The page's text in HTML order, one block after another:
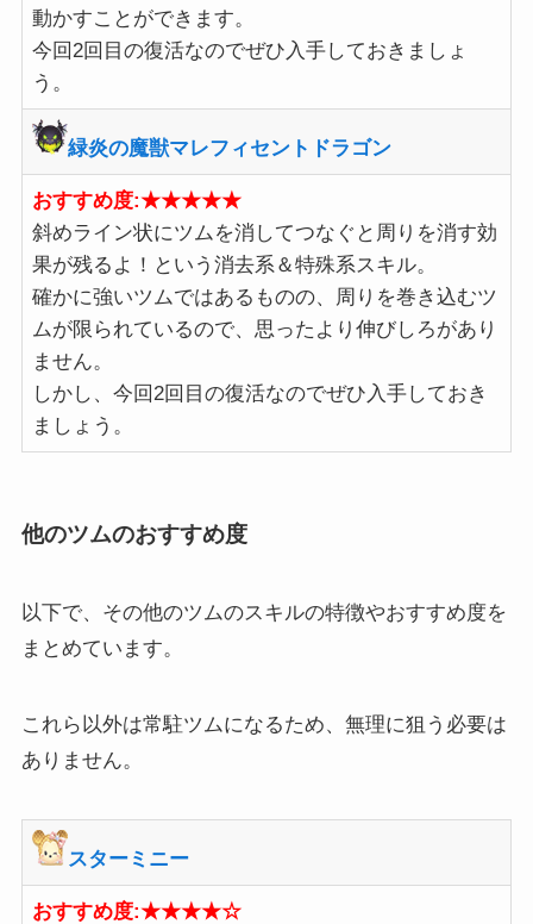
動かすことができます。
今回2回目の復活なのでぜひ入手しておきましょ
う。
緑炎の魔獣マレフィセントドラゴン
おすすめ度:★★★★★
斜めライン状にツムを消してつなぐと周りを消す効
果が残るよ！という消去系＆特殊系スキル。
確かに強いツムではあるものの、周りを巻き込むツ
ムが限られているので、思ったより伸びしろがあり
ません。
しかし、今回2回目の復活なのでぜひ入手しておき
ましょう。
他のツムのおすすめ度
以下で、その他のツムのスキルの特徴やおすすめ度を
まとめています。
これら以外は常駐ツムになるため、無理に狙う必要は
ありません。
スターミニー
おすすめ度:★★★★☆